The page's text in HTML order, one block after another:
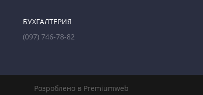
БУХГАЛТЕРИЯ
(097) 746-78-82
Розроблено в Premiumweb